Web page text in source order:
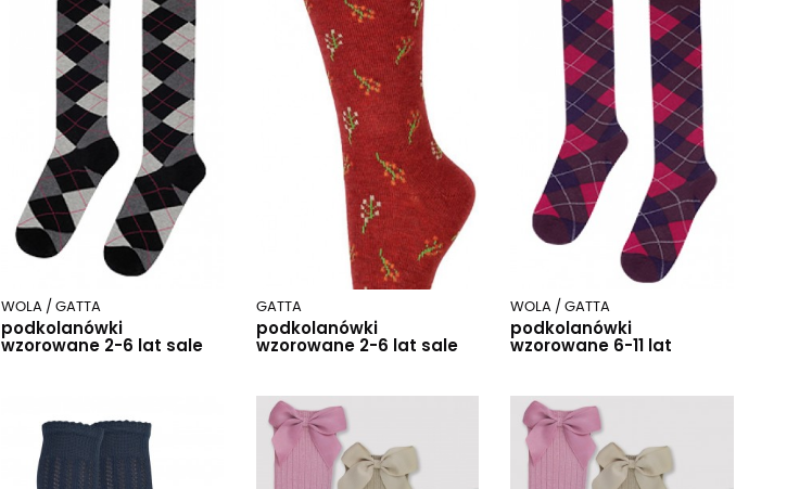
WOLA / GATTA
podkolanówki
wzorowane 2-6 lat sale
GATTA
podkolanówki
wzorowane 2-6 lat sale
WOLA / GATTA
podkolanówki
wzorowane 6-11 lat